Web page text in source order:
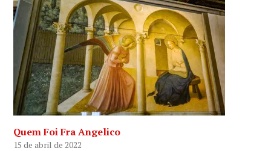
Quem Foi Fra Angelico
15 de abril de 2022